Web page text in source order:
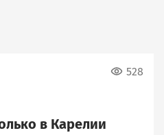
528
в Карелии